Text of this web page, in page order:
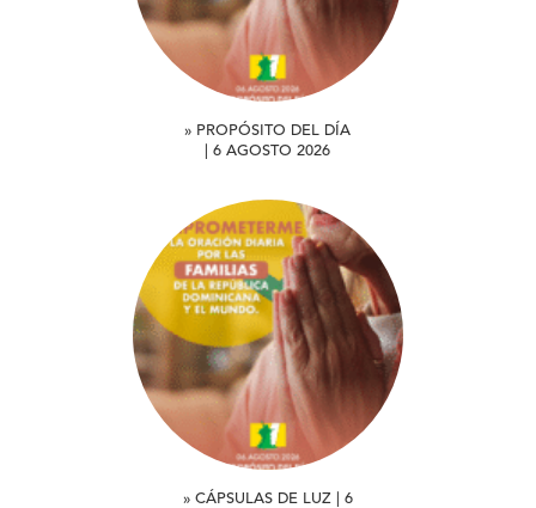
» PROPÓSITO DEL DÍA
| 6 AGOSTO 2026
» CÁPSULAS DE LUZ | 6